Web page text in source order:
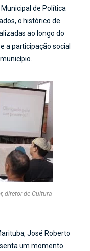
de Política
o histórico de
ao longo do
a participação social
diretor de Cultura
José Roberto
um momento